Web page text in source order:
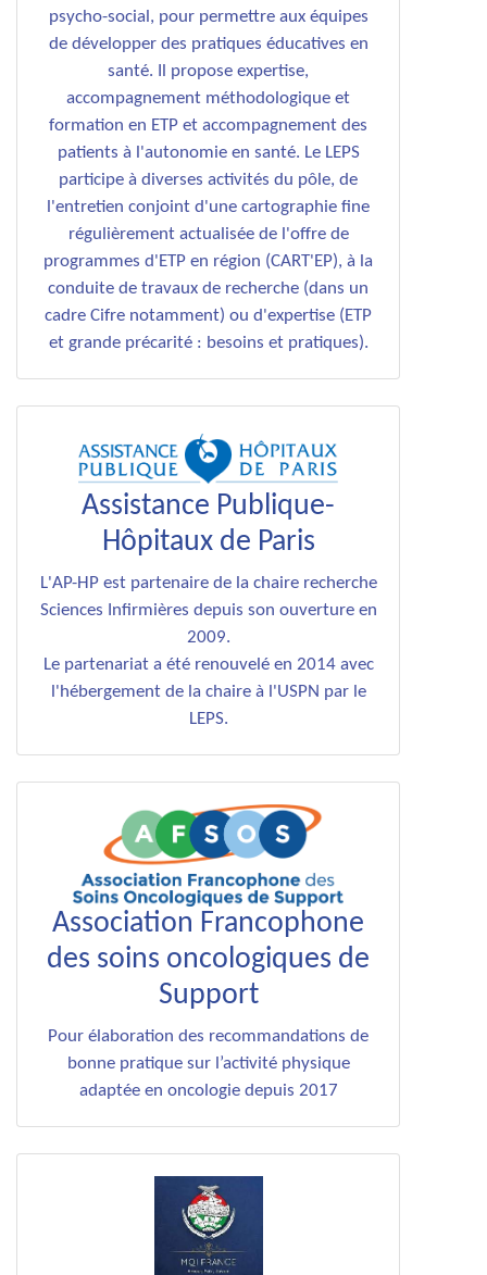
psycho-social, pour permettre aux équipes
de développer des pratiques éducatives en
santé. Il propose expertise,
accompagnement méthodologique et
formation en ETP et accompagnement des
patients à l'autonomie en santé. Le LEPS
participe à diverses activités du pôle, de
l'entretien conjoint d'une cartographie fine
régulièrement actualisée de l'offre de
programmes d'ETP en région (CART'EP), à la
conduite de travaux de recherche (dans un
cadre Cifre notamment) ou d'expertise (ETP
et grande précarité : besoins et pratiques).
Assistance Publique-
Hôpitaux de Paris
L'AP-HP est partenaire de la chaire recherche
Sciences Infirmières depuis son ouverture en
2009.
Le partenariat a été renouvelé en 2014 avec
l'hébergement de la chaire à l'USPN par le
LEPS.
Association Francophone
des soins oncologiques de
Support
Pour élaboration des recommandations de
bonne pratique sur l’activité physique
adaptée en oncologie depuis 2017